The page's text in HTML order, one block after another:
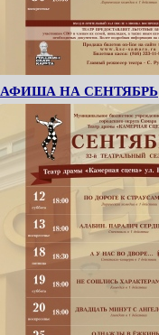
АФИША НА СЕНТЯБРЬ